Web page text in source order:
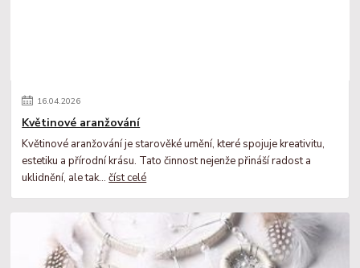
16.04.2026
Květinové aranžování
Květinové aranžování je starověké umění, které spojuje kreativitu,
estetiku a přírodní krásu. Tato činnost nejenže přináší radost a
uklidnění, ale tak...číst celé